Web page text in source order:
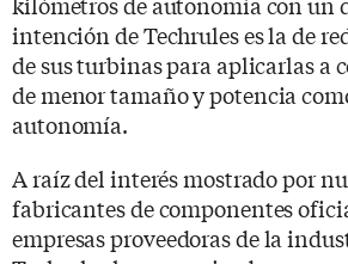
intención de Techrules es la de
de sus turbinas para aplicarlas a
de menor tamaño y potencia
autonomía.
A raíz del interés mostrado por
fabricantes de componentes
empresas proveedoras de la